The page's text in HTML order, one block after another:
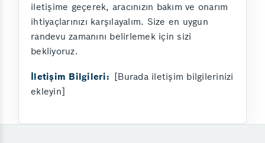
iletişime geçerek, aracınızın bakım ve onarım
ihtiyaçlarınızı karşılayalım. Size en uygun
randevu zamanını belirlemek için sizi
bekliyoruz.
İletişim Bilgileri: [Burada iletişim bilgilerinizi
ekleyin]